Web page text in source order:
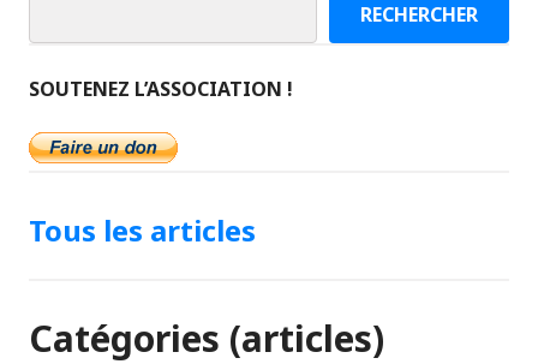
RECHERCHER
SOUTENEZ L’ASSOCIATION !
Tous les articles
Catégories (articles)